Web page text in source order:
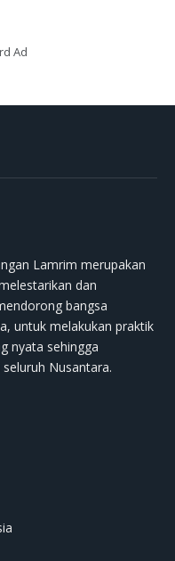
Lamrim merupakan
dan
bangsa
untuk melakukan praktik
nyata sehingga
Nusantara.